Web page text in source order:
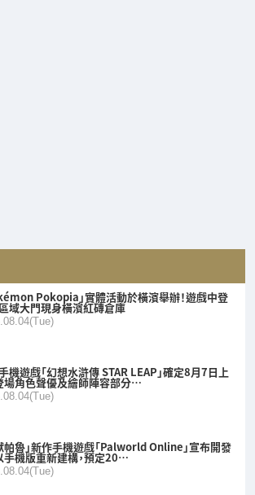
Pokopia」實體活動於橫濱舉辦！遊戲中登
域大門現身橫濱紅磚倉庫
機遊戲「幻想水滸傳 STAR LEAP」確定8月7日上
場角色聲優及繪師陣容部分…
帕魯」新作手機遊戲「Palworld Online」宣布開發
手機版重新建構，預定20…